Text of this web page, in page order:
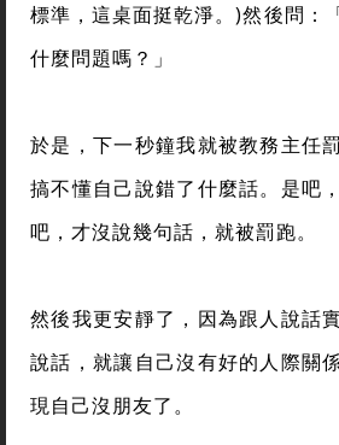
標準，這桌面挺乾淨。)然後問：
什麼問題嗎？」
於是，下一秒鐘我就被教務主任
搞不懂自己說錯了什麼話。是吧
吧，才沒說幾句話，就被罰跑。
然後我更安靜了，因為跟人說話
說話，就讓自己沒有好的人際關
現自己沒朋友了。